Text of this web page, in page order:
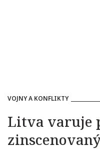
VOJNY A KONFLIKTY
Litva varuje